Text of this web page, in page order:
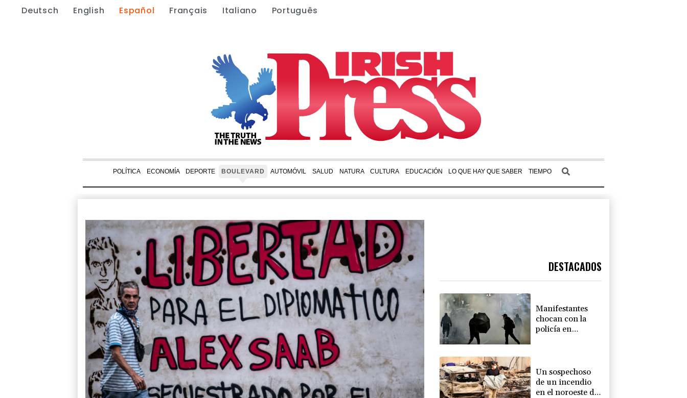
Deutsch English Español Français Italiano Português
POLÍTICA ECONOMÍA DEPORTE BOULEVARD AUTOMÓVIL SALUD NATURA CULTURA EDUCACIÓN LO QUE HAY QUE SABER TIEMPO
DESTACADOS
Manifestantes
chocan con la
policía en
propiedad
privada
Un sospechoso
de un incendio
en el noroeste de